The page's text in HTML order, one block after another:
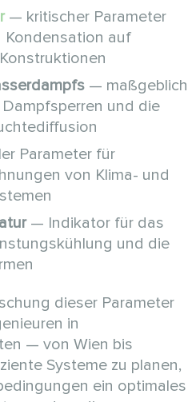
— kritischer Parameter
Kondensation auf
— maßgeblich
und die
Parameter für
von Klima- und
— Indikator für das
und die
dieser Parameter
in
— von Wien bis
Systeme zu planen,
ein optimales